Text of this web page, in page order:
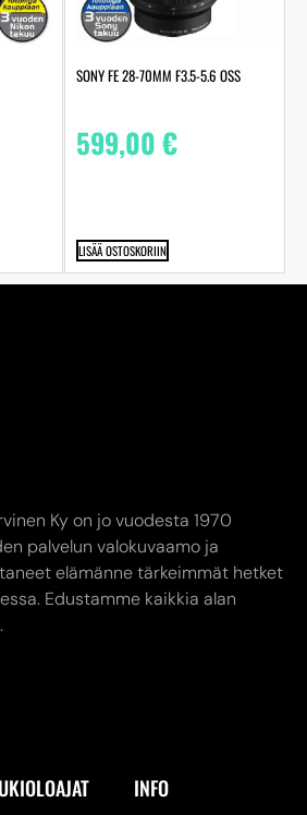
SONY FE 28-70MM F3.5-5.6 OSS
599,00€
LISÄÄ OSTOSKORIIN
Ky on jo vuodesta 1970
palvelun valokuvaamo ja
elämänne tärkeimmät hetket
Edustamme kaikkia alan
INFO